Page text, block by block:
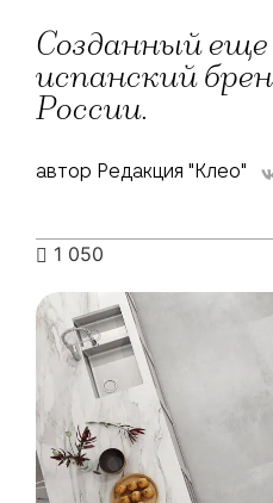
Созданный еще
испанский
России.
автор Редакция "Клео"
1 050